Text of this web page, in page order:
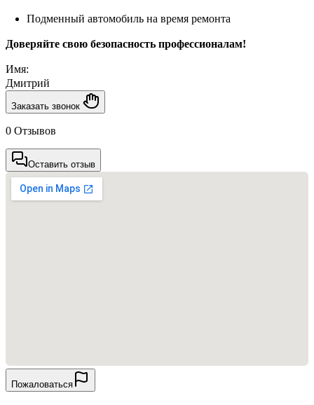
Подменный автомобиль на время ремонта
Доверяйте свою безопасность профессионалам!
Имя:
Дмитрий
Заказать звонок
0 Отзывов
Оставить отзыв
Пожаловаться